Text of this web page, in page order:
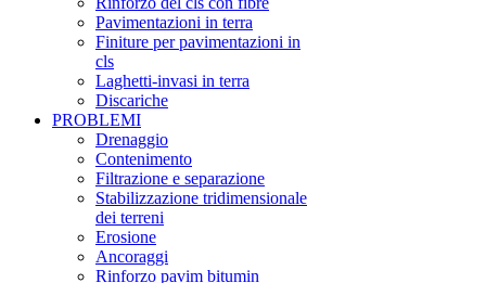
Pavimentazioni in terra
Finiture per pavimentazioni in
cls
Laghetti-invasi in terra
Discariche
PROBLEMI
Drenaggio
Contenimento
Filtrazione e separazione
Stabilizzazione tridimensionale
dei terreni
Erosione
Ancoraggi
Rinforzo pavim bitumin